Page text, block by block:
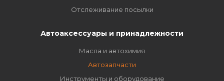
Отслеживание посылки
Автоаксессуары и принадлежности
Масла и автохимия
Автозапчасти
Инструменты и оборудование